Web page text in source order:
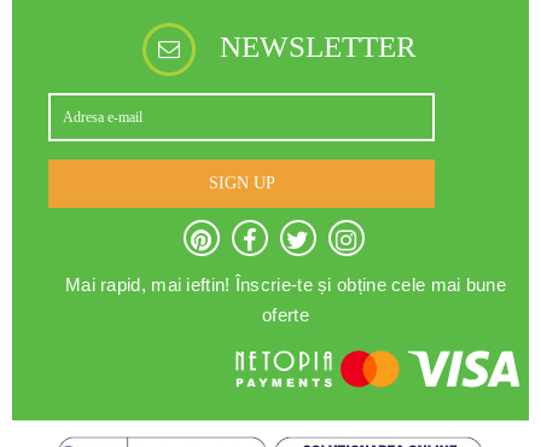
NEWSLETTER
SIGN UP
Mai rapid, mai ieftin! Înscrie-te și obține cele mai bune
oferte